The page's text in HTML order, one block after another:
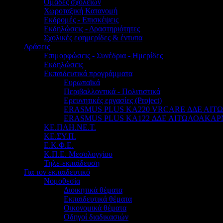
Χωροταξική Κατανομή
Εκδρομές - Επισκέψεις
Εκδηλώσεις - Δραστηριότητες
Σχολικές εφημερίδες & έντυπα
Δράσεις
Επιμορφώσεις - Συνέδρια - Ημερίδες
Εκδηλώσεις
Εκπαιδευτικά προγράμματα
Ευρωπαϊκά
Περιβαλλοντικά - Πολιτιστικά
Ερευνητικές εργασίες (Project)
ERASMUS PLUS KA220 VRCARE ΔΔΕ
ERASMUS PLUS KA122 ΔΔΕ
ΚΕ.ΠΛΗ.ΝΕ.Τ.
ΚΕ.ΣΥ.Π.
Ε.Κ.Φ.Ε.
Κ.Π.Ε. Μεσολογγίου
Τηλε-εκπαίδευση
Για τον εκπαιδευτικό
Νομοθεσία
Διοικητικά θέματα
Εκπαιδευτικά θέματα
Οικονομικά θέματα
Οδηγοί διαδικασιών